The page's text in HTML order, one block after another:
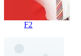
F2